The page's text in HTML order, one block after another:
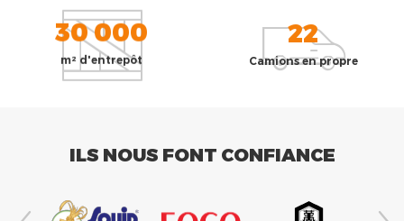
30 000
m² d'entrepôt
22
Camions en propre
ILS NOUS FONT CONFIANCE